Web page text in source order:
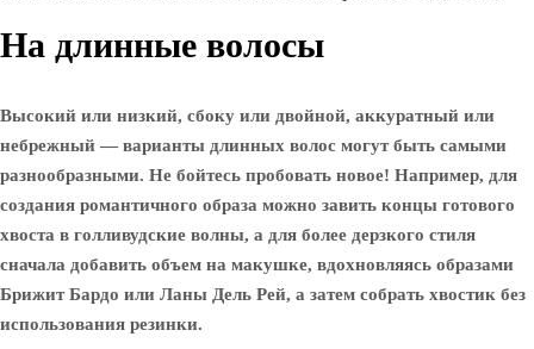
На длинные волосы
Высокий или низкий, сбоку или двойной, аккуратный или
небрежный — варианты длинных волос могут быть самыми
разнообразными. Не бойтесь пробовать новое! Например, для
создания романтичного образа можно завить концы готового
хвоста в голливудские волны, а для более дерзкого стиля
сначала добавить объем на макушке, вдохновляясь образами
Брижит Бардо или Ланы Дель Рей, а затем собрать хвостик без
использования резинки.